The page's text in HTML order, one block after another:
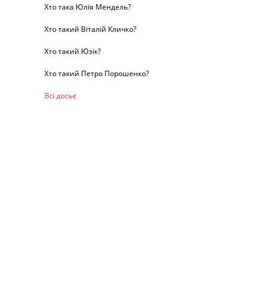
Хто така Юлія Мендель?
Хто такий Віталій Кличко?
Хто такий Юзік?
Хто такий Петро Порошенко?
Всі досьє